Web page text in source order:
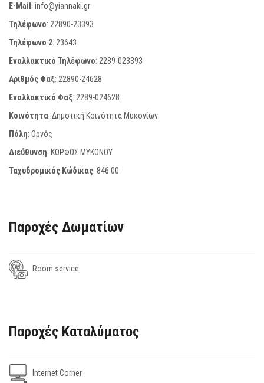
E-Mail: info@yiannaki.gr
Τηλέφωνο: 22890-23393
Τηλέφωνο 2: 23643
Εναλλακτικό Τηλέφωνο: 2289-023393
Αριθμός Φαξ: 22890-24628
Εναλλακτικό Φαξ: 2289-024628
Κοινότητα: Δημοτική Κοινότητα Μυκονίων
Πόλη: Ορνός
Διεύθυνση: ΚΟΡΦΟΣ ΜΥΚΟΝΟΥ
Ταχυδρομικός Κώδικας: 846 00
Παροχές Δωματίων
Room service
Παροχές Καταλύματος
Internet Corner